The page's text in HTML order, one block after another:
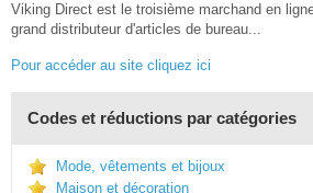
Viking Direct est le troisième marchand en
grand distributeur d'articles de bureau...
Pour accéder au site cliquez ici
Codes et réductions par catégories
Mode, vêtements et bijoux
Maison et décoration